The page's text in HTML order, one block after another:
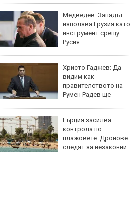
Медведев: Западът
използва Грузия като
инструмент срещу
Русия
Христо Гаджев: Да
видим как
правителството на
Румен Радев ще
Гърция засилва
контрола по
плажовете: Дронове
следят за незаконни